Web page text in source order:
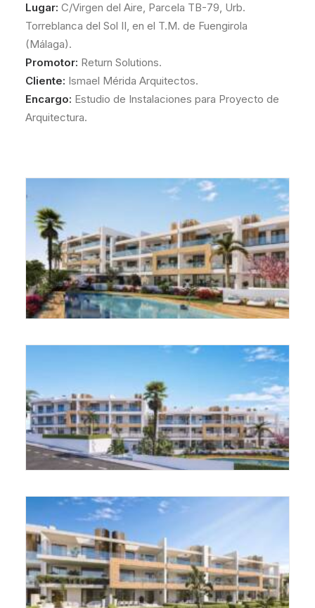
Lugar: C/Virgen del Aire, Parcela TB-79, Urb.
Torreblanca del Sol II, en el T.M. de Fuengirola
(Málaga).
Promotor: Return Solutions.
Cliente: Ismael Mérida Arquitectos.
Encargo: Estudio de Instalaciones para Proyecto de
Arquitectura.